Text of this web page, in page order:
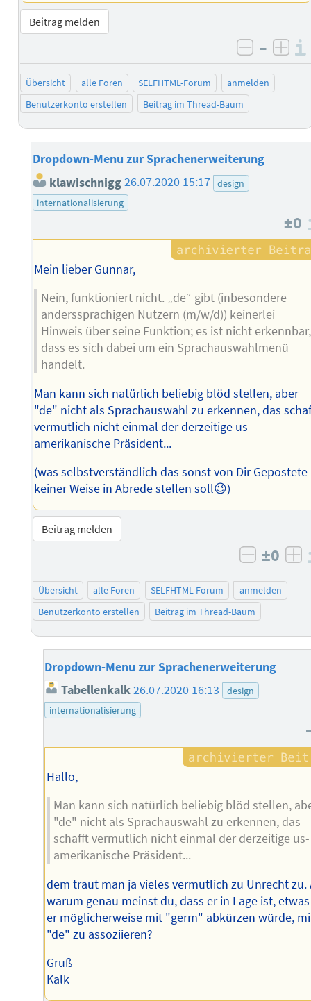
Beitrag melden
negativ
–
Übersicht alle Foren SELFHTML-Forum
anmelden
Benutzerkonto erstellen
Beitrag im Thread-Baum
Dropdown-Menu zur Sprachenerweiterung
klawischnigg26.07.2020 15:17 design
internationalisierung
±0
Mein lieber Gunnar,
Nein, funktioniert nicht. „de“ gibt (inbesondere
anderssprachigen Nutzern (m/w/d)) keinerlei
Hinweis über seine Funktion; es ist nicht erkennbar,
dass es sich dabei um ein Sprachauswahlmenü
handelt.
Man kann sich natürlich beliebig blöd stellen, aber
"de" nicht als Sprachauswahl zu erkennen, das
vermutlich nicht einmal der derzeitige us-
amerikanische Präsident...
(was selbstverständlich das sonst von Dir Gepostete
keiner Weise in Abrede stellen soll😉)
Beitrag melden
negativ
±0
Übersicht alle Foren SELFHTML-Forum
anmelden
Benutzerkonto erstellen
Beitrag im Thread-Baum
Dropdown-Menu zur Sprachenerweiterung
Tabellenkalk26.07.2020 16:13
design
internationalisierung
Hallo,
Man kann sich natürlich beliebig blöd stellen,
"de" nicht als Sprachauswahl zu erkennen, das
schafft vermutlich nicht einmal der derzeitige us-
amerikanische Präsident...
dem traut man ja vieles vermutlich zu Unrecht zu.
warum genau meinst du, dass er in Lage ist,
er möglicherweise mit "germ" abkürzen würde,
"de" zu assoziieren?
Gruß
Kalk